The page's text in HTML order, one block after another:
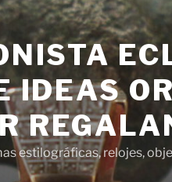
IDEAS
estilográficas, relojes,